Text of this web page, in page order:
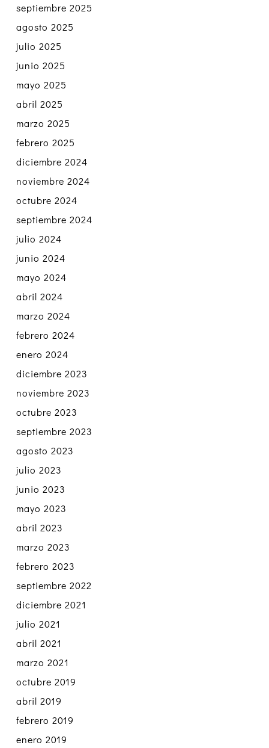
septiembre 2025
agosto 2025
julio 2025
junio 2025
mayo 2025
abril 2025
marzo 2025
febrero 2025
diciembre 2024
noviembre 2024
octubre 2024
septiembre 2024
julio 2024
junio 2024
mayo 2024
abril 2024
marzo 2024
febrero 2024
enero 2024
diciembre 2023
noviembre 2023
octubre 2023
septiembre 2023
agosto 2023
julio 2023
junio 2023
mayo 2023
abril 2023
marzo 2023
febrero 2023
septiembre 2022
diciembre 2021
julio 2021
abril 2021
marzo 2021
octubre 2019
abril 2019
febrero 2019
enero 2019